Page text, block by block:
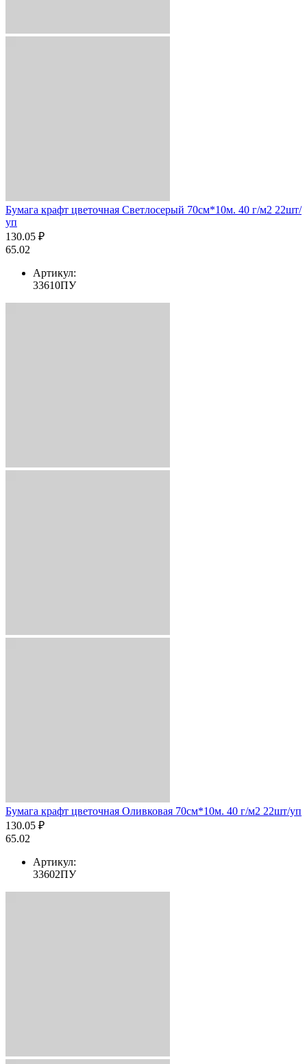
Бумага крафт цветочная Светлосерый 70см*10м. 40 г/м2 22шт/
уп
130.05 ₽
65.02
Артикул:
33610ПУ
Бумага крафт цветочная Оливковая 70см*10м. 40 г/м2 22шт/уп
130.05 ₽
65.02
Артикул:
33602ПУ